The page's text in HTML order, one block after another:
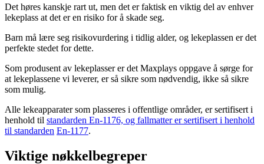
Det høres kanskje rart ut, men det er faktisk en viktig del av enhver
lekeplass at det er en risiko for å skade seg.
Barn må lære seg risikovurdering i tidlig alder, og lekeplassen er det
perfekte stedet for dette.
Som produsent av lekeplasser er det Maxplays oppgave å sørge for
at lekeplassene vi leverer, er så sikre som nødvendig, ikke så sikre
som mulig.
Alle lekeapparater som plasseres i offentlige områder, er sertifisert i
henhold til standarden En-1176, og fallmatter er sertifisert i henhold
til standarden En-1177.
Viktige nøkkelbegreper